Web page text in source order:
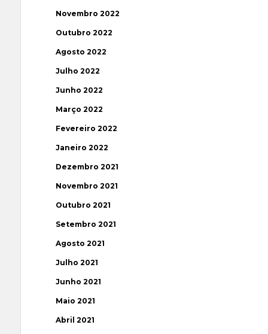
Novembro 2022
Outubro 2022
Agosto 2022
Julho 2022
Junho 2022
Março 2022
Fevereiro 2022
Janeiro 2022
Dezembro 2021
Novembro 2021
Outubro 2021
Setembro 2021
Agosto 2021
Julho 2021
Junho 2021
Maio 2021
Abril 2021